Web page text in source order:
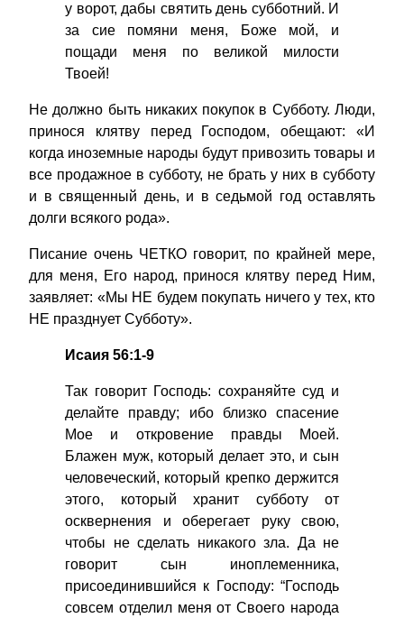
у ворот, дабы святить день субботний. И
за сие помяни меня, Боже мой, и
пощади меня по великой милости
Твоей!
Не должно быть никаких покупок в Субботу. Люди,
принося клятву перед Господом, обещают: «И
когда иноземные народы будут привозить товары и
все продажное в субботу, не брать у них в субботу
и в священный день, и в седьмой год оставлять
долги всякого рода».
Писание очень ЧЕТКО говорит, по крайней мере,
для меня, Его народ, принося клятву перед Ним,
заявляет: «Мы НЕ будем покупать ничего у тех, кто
НЕ празднует Субботу».
Исаия 56:1-9
Так говорит Господь: сохраняйте суд и
делайте правду; ибо близко спасение
Мое и откровение правды Моей.
Блажен муж, который делает это, и сын
человеческий, который крепко держится
этого, который хранит субботу от
осквернения и оберегает руку свою,
чтобы не сделать никакого зла. Да не
говорит сын иноплеменника,
присоединившийся к Господу: “Господь
совсем отделил меня от Своего народа